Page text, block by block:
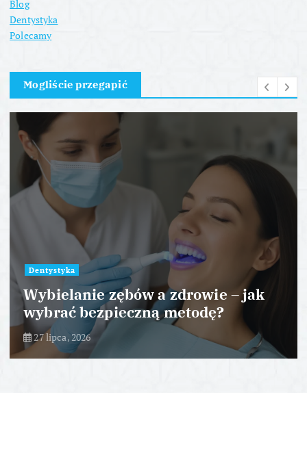
Blog
Dentystyka
Polecamy
Mogliście przegapić
Dentystyka
Wybielanie zębów a zdrowie – jak
wybrać bezpieczną metodę?
27 lipca, 2026